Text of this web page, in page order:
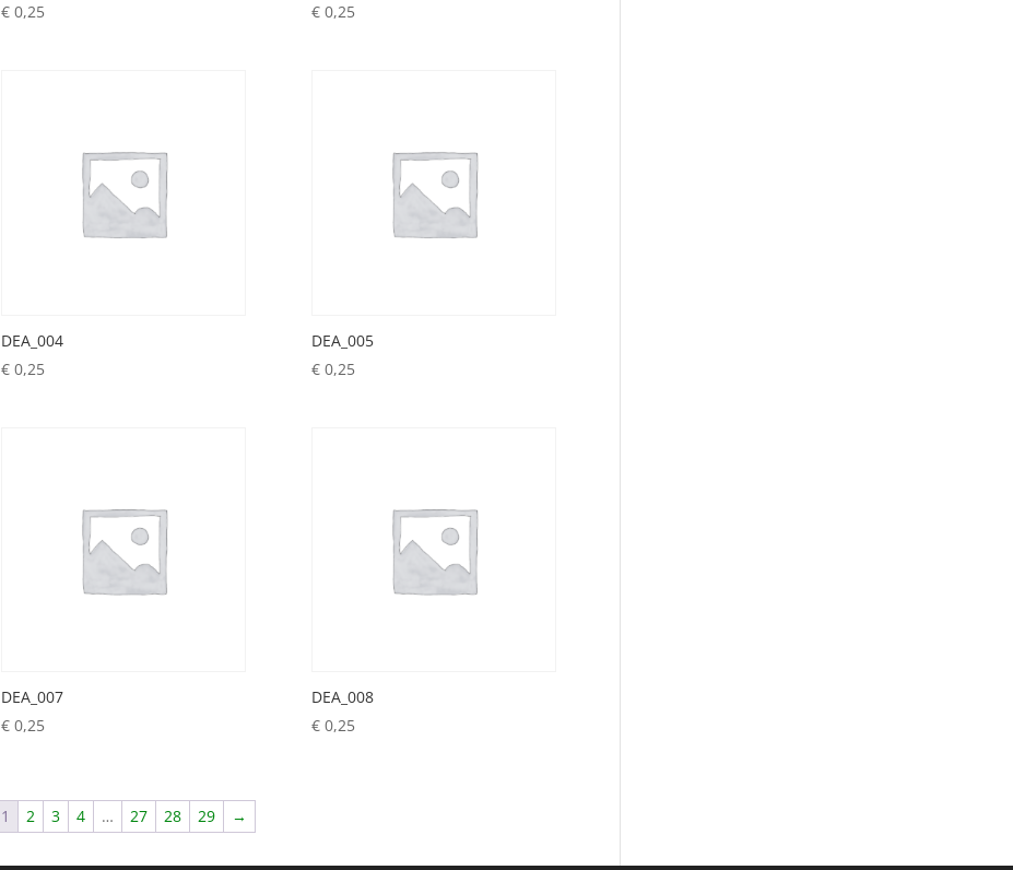
€0,25
€0,25
DEA_004
€0,25
DEA_005
€0,25
DEA_007
€0,25
DEA_008
€0,25
1 2 3 4 … 27 28 29 →